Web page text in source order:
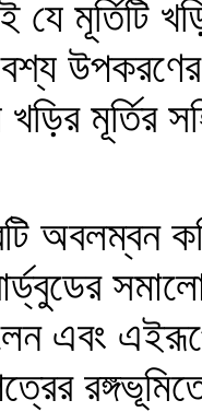
যে মূর্তিটি
উপকরণের
মূর্তির
অবলম্বন
এবং